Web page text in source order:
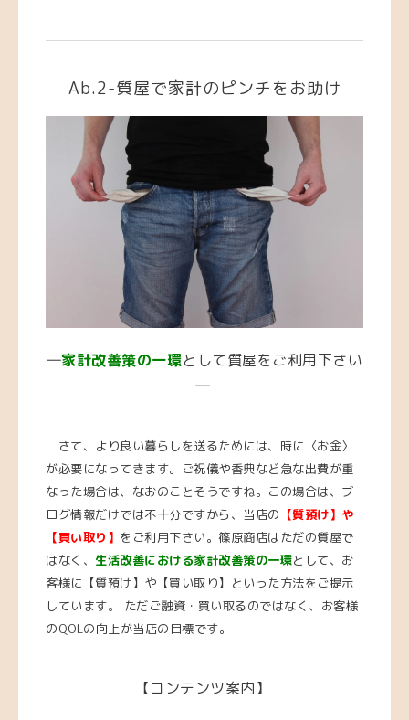
Ab.2-質屋で家計のピンチをお助け
―家計改善策の一環として質屋をご利用下さい
―
さて、より良い暮らしを送るためには、時に〈お金〉
が必要になってきます。ご祝儀や香典など急な出費が重
なった場合は、なおのことそうですね。この場合は、ブ
ログ情報だけでは不十分ですから、当店の 【質預け】や
【買い取り】 をご利用下さい。篠原商店はただの質屋で
はなく、 生活改善における家計改善策の一環として、お
客様に【質預け】や【買い取り】といった方法をご提示
しています。 ただご融資・買い取るのではなく、お客様
のQOLの向上が当店の目標です。
【コンテンツ案内】